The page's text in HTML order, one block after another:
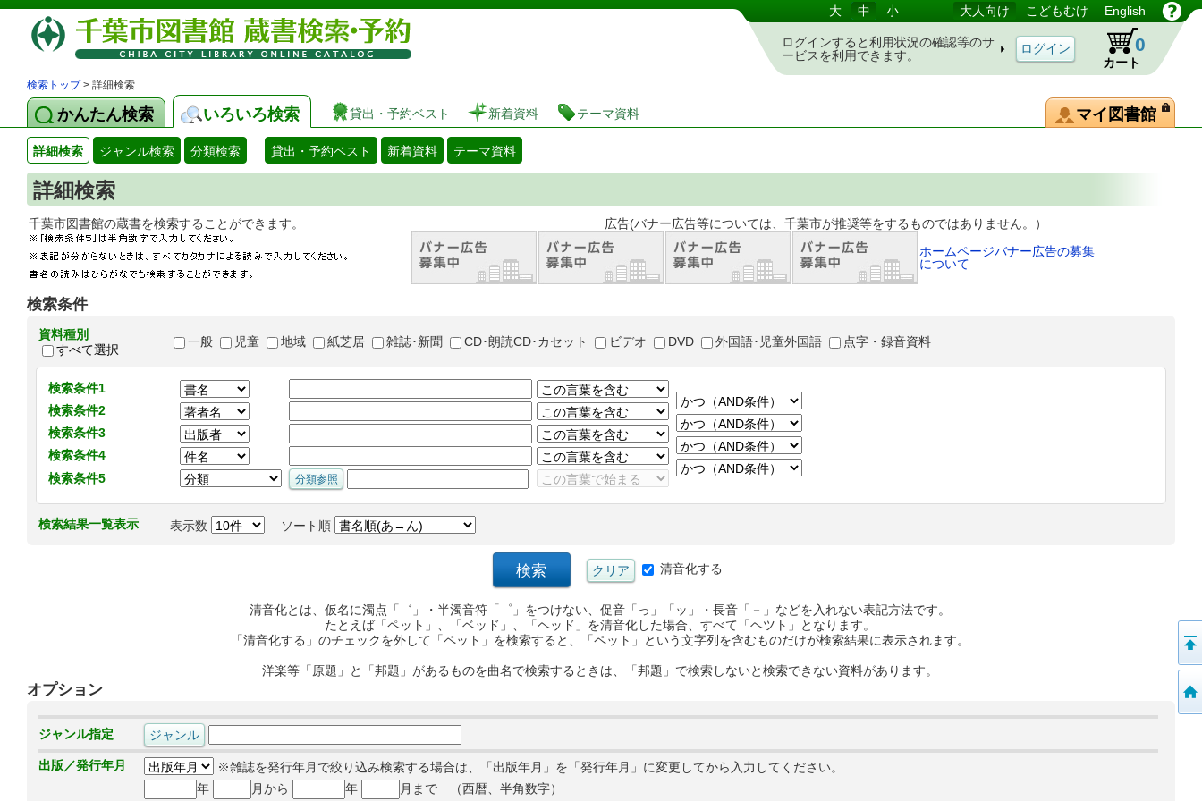
図書館 蔵書検索・予約システム 大 中 小 大人向け こどもむけ English
ログインすると利用状況の確認等のサ
ービスを利用できます。
カート
0
検索トップ> 詳細検索
かんたん検索 いろいろ検索 貸出・予約ベスト 新着資料 テーマ資料 マイ図書館
詳細検索 ジャンル検索 分類検索 貸出・予約ベスト 新着資料 テーマ資料
詳細検索
千葉市図書館の蔵書を検索することができます。 広告(バナー広告等については、千葉市が推奨等をするものではありません。）
ホームページバナー広告の募集
について
検索条件
資料種別
すべて選択
一般 児童 地域 紙芝居 雑誌･新聞 CD･朗読CD･カセット ビデオ DVD 外国語･児童外国語 点字・録音資料
検索条件1
検索条件2
検索条件3
検索条件4
検索条件5
検索結果一覧表示 表示数 ソート順
清音化する
清音化とは、仮名に濁点「゛」・半濁音符「゜」をつけない、促音「っ」「ッ」・長音「－」などを入れない表記方法です。
たとえば「ペット」、「ベッド」、「ヘッド」を清音化した場合、すべて「ヘツト」となります。
「清音化する」のチェックを外して「ペット」を検索すると、「ペット」という文字列を含むものだけが検索結果に表示されます。
洋楽等「原題」と「邦題」があるものを曲名で検索するときは、「邦題」で検索しないと検索できない資料があります。
オプション
ジャンル指定
出版／発行年月
※雑誌を発行年月で絞り込み検索する場合は、「出版年月」を「発行年月」に変更してから入力してください。
年
月から 年 月まで （西暦、半角数字）